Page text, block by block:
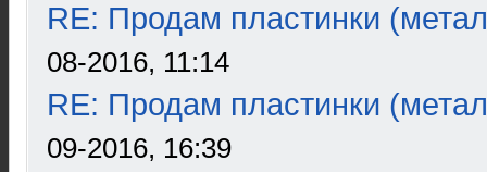
RE: Продам пластинки
08-2016, 11:14
RE: Продам пластинки
09-2016, 16:39